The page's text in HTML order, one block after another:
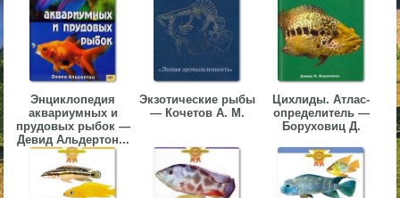
Энциклопедия
аквариумных и
прудовых рыбок —
Девид Альдертон...
Экзотические рыбы
— Кочетов А. М.
Цихлиды. Атлас-
определитель —
Боруховиц Д.
▼
▼